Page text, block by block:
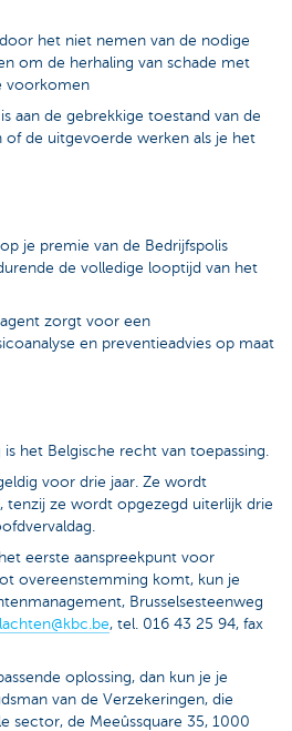
het niet nemen van de nodige
om de herhaling van schade met
voorkomen
aan de gebrekkige toestand van de
de uitgevoerde werken als je het
je premie van de Bedrijfspolis
de volledige looptijd van het
zorgt voor een
en preventieadvies op maat
het Belgische recht van toepassing.
voor drie jaar. Ze wordt
tenzij ze wordt opgezegd uiterlijk drie
eerste aanspreekpunt voor
overeenstemming komt, kun je
Brusselsesteenweg
, tel. 016 43 25 94, fax
oplossing, dan kun je je
van de Verzekeringen, die
sector, de Meeûssquare 35, 1000